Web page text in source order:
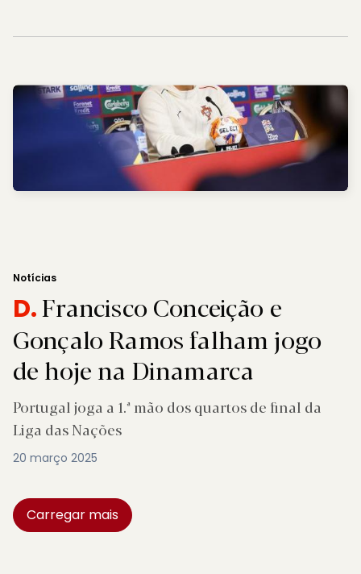
Notícias
D.Francisco Conceição e
Gonçalo Ramos falham jogo
de hoje na Dinamarca
Portugal joga a 1.ª mão dos quartos de final da
Liga das Nações
20 março 2025
Carregar mais